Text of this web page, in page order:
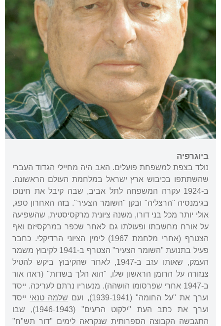
ביוגרפיה
נולד בצפת למשפחת פועלים. האב היה מחיילי הגדוד העברי
שהשתתפו בכיבוש ארץ ישראל במלחמת העולם הראשונה.
ב-1924 עקרה המשפחה לתל אביב, שבה קיבל את חינוכו
בגימנסיה "הרצליה" ובקן "השומר הצעיר". בזה האחרון ספג,
אולי יותר מכל בני דורו, משנה ציונית מרקסיסטית, שהשפיעה
על אורח מחשבתו ופעולתו גם לאחר שכפר במרקסיזם ואף
הצטרף (אחרי מלחמת 1967) לימין הציוני הרדיקלי. כחבר
פעיל בתנועת "השומר הצעיר" הצטרף ב-1941 לקיבוץ משמר
העמק, שאותו עזב ב-1947, לאחר שהקיבוץ ביקש להטיל
צנזורה על הרומן הראשון שלו, "הוא הלך בשדות" (ראה אור
ב-1947 אחרי שפרסומו הושהה). מנעוריו נרתם לעריכה. ייסד
וערך את "על החומה" (1939-1941), ועם
שלמה טנאי ייסד
וערך את כתב העת "ילקוט הרעים" (1946-1943), שבו
התגבשה הקבוצה הספרותית שנקראה לימים "דור תש"ח"